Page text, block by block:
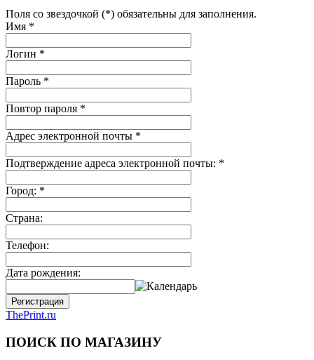
Поля со звездочкой (*) обязательны для заполнения.
Имя *
Логин *
Пароль *
Повтор пароля *
Адрес электронной почты *
Подтверждение адреса электронной почты: *
Город: *
Страна:
Телефон:
Дата рождения:
Регистрация
ThePrint.ru
ПОИСК ПО МАГАЗИНУ